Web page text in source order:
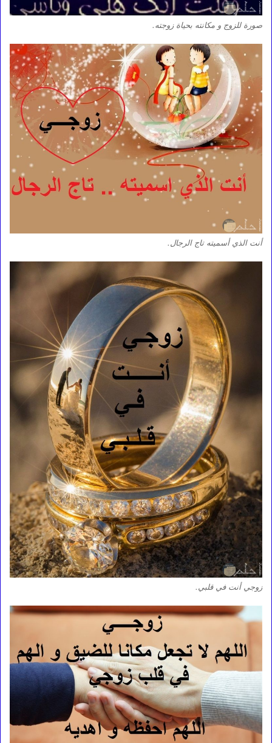
صورة للزوج و مكانته بحياة زوجته.
أنت الذي أسميته تاج الرجال.
زوجي أنت في قلبي.